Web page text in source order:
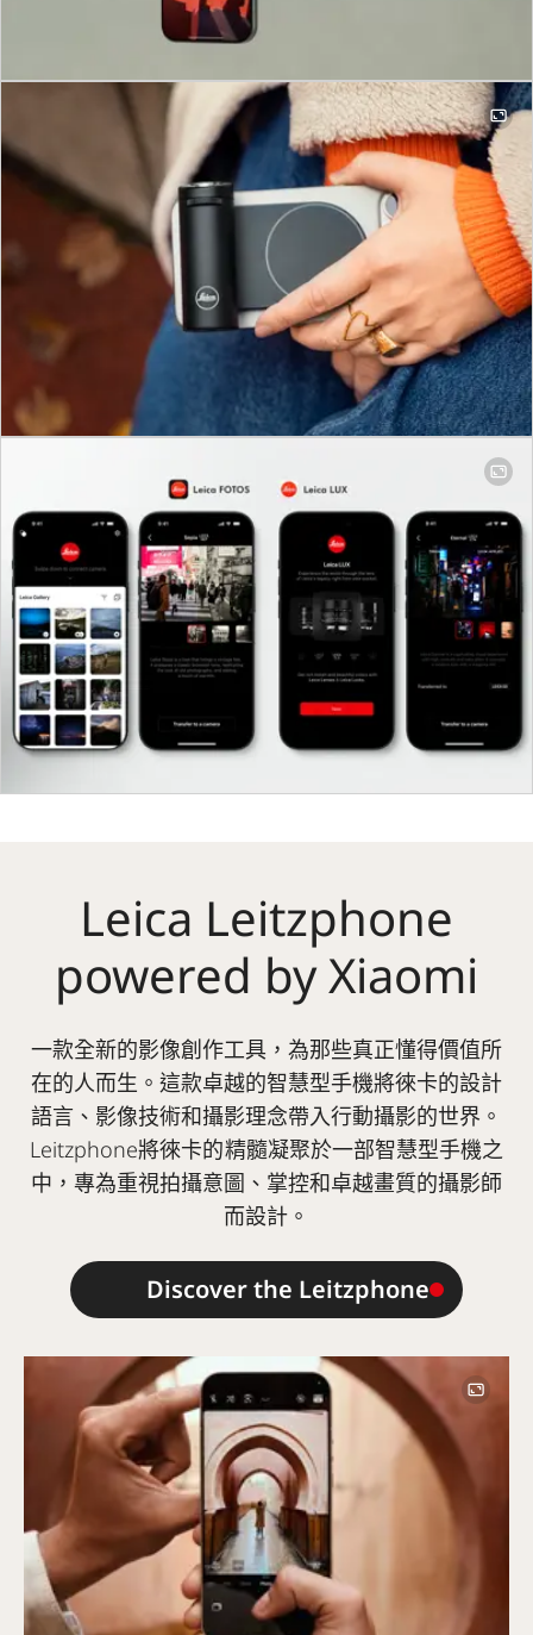
Leica Leitzphone
powered by Xiaomi
一款全新的影像創作工具，為那些真正懂得價值所
在的人而生。這款卓越的智慧型手機將徠卡的設計
語言、影像技術和攝影理念帶入行動攝影的世界。
Leitzphone將徠卡的精髓凝聚於一部智慧型手機之
中，專為重視拍攝意圖、掌控和卓越畫質的攝影師
而設計。
Discover the Leitzphone